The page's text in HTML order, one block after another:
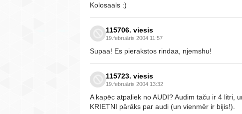
Kolosaals :)
115706. viesis
19.februāris 2004 11:57
Supaa! Es pierakstos rindaa, njemshu!
115723. viesis
19.februāris 2004 13:32
A kapēc atpaliek no AUDI? Audim taču ir 4 litri,
KRIETNI pārāks par audi (un vienmēr ir bijis!).